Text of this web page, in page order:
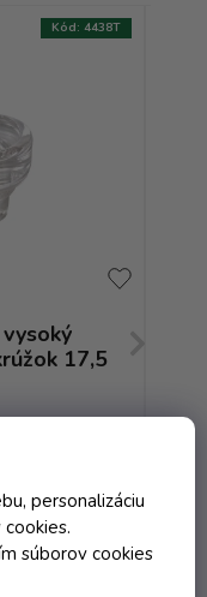
personalizáciu
súborov cookies
17,5
Kód: 4438T